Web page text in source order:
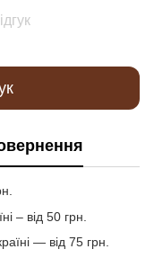
– від 50 грн.
— від 75 грн.